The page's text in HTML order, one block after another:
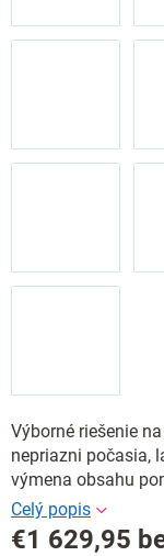
Výborné riešenie
nepriazni počasia,
výmena obsahu
€1 629,95